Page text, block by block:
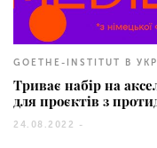
GOETHE-INSTITUT В
Триває набір на
для проєктів з
24.08.2022 -